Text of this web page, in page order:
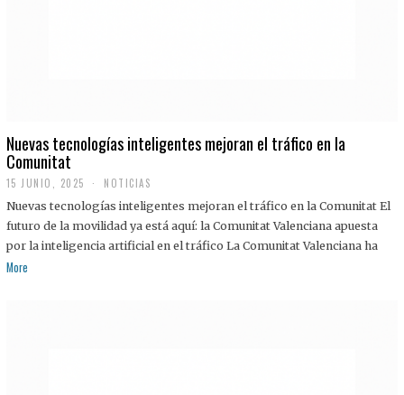
Nuevas tecnologías inteligentes mejoran el tráfico en la
Comunitat
15 JUNIO, 2025 NOTICIAS
Nuevas tecnologías inteligentes mejoran el tráfico en la Comunitat El
futuro de la movilidad ya está aquí: la Comunitat Valenciana apuesta
por la inteligencia artificial en el tráfico La Comunitat Valenciana ha
More